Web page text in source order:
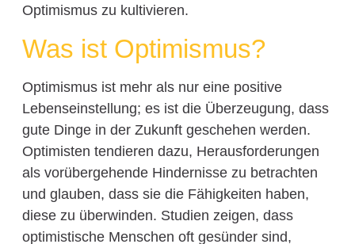
Optimismus zu kultivieren.
Was ist Optimismus?
Optimismus ist mehr als nur eine positive
Lebenseinstellung; es ist die Überzeugung, dass
gute Dinge in der Zukunft geschehen werden.
Optimisten tendieren dazu, Herausforderungen
als vorübergehende Hindernisse zu betrachten
und glauben, dass sie die Fähigkeiten haben,
diese zu überwinden. Studien zeigen, dass
optimistische Menschen oft gesünder sind,